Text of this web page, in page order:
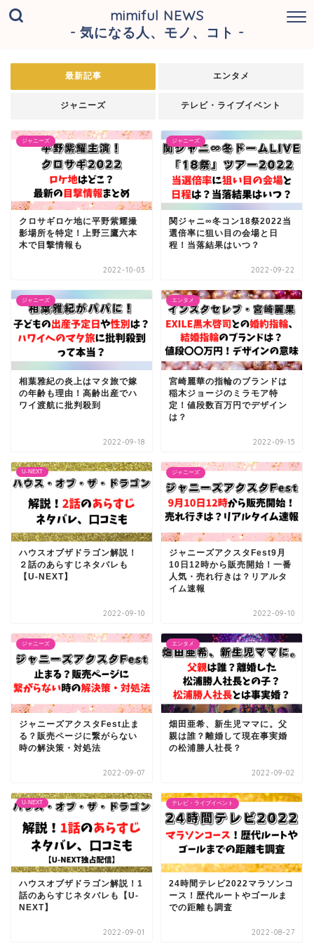
mimiful NEWS
- 気になる人、モノ、コト -
最新記事 エンタメ
ジャニーズ テレビ・ライブイベント
ジャニーズ
クロサギロケ地に平野紫耀撮
影場所を特定！上野三鷹六本
木で目撃情報も
2022-10-03
ジャニーズ
関ジャニ∞冬コン18祭2022当
選倍率に狙い目の会場と日
程！当落結果はいつ？
2022-09-22
ジャニーズ
相葉雅紀の炎上はマタ旅で嫁
の年齢も理由！高齢出産でハ
ワイ渡航に批判殺到
2022-09-18
エンタメ
宮崎麗華の指輪のブランドは
稲木ジョージのミラモア特
定！値段数百万円でデザイン
は？
2022-09-15
U-NEXT
ハウスオブザドラゴン解説！
２話のあらすじネタバレも
【U-NEXT】
2022-09-10
ジャニーズ
ジャニーズアクスタFest9月
10日12時から販売開始！一番
人気・売れ行きは？リアルタ
イム速報
2022-09-10
ジャニーズ
ジャニーズアクスタFest止ま
る？販売ページに繋がらない
時の解決策・対処法
2022-09-07
エンタメ
畑田亜希、新生児ママに。父
親は誰？離婚して現在事実婚
の松浦勝人社長？
2022-09-02
U-NEXT
ハウスオブザドラゴン解説！1
話のあらすじネタバレも【U-
NEXT】
2022-09-01
テレビ・ライブイベント
24時間テレビ2022マラソンコ
ース！歴代ルートやゴールま
での距離も調査
2022-08-27